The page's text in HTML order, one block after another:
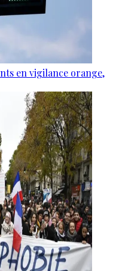
en vigilance orange,